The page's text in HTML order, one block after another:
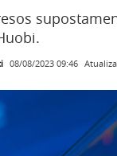
08/08/2023 09:46